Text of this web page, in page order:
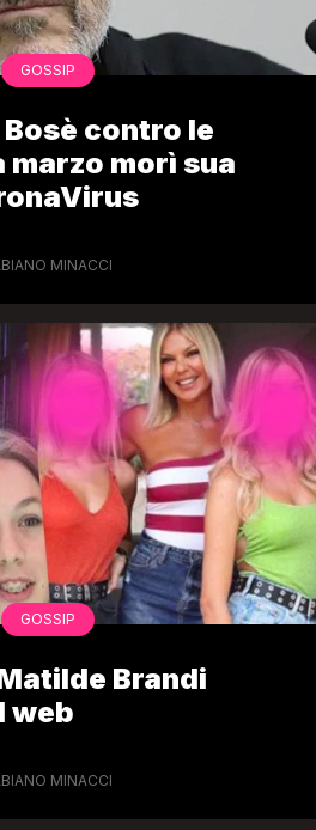
GOSSIP
Bosè contro le
marzo morì sua
MINACCI
GOSSIP
Brandi
web
MINACCI